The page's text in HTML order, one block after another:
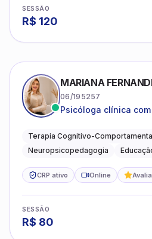
SESSÃO
R$ 120
MARIANA
06/195257
Psicóloga clínica
do
Terapia Cognitivo-
Neuropsicopedagogia
CRP ativo Online
SESSÃO
R$ 80